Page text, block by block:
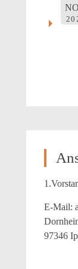
E-Mail:
97346